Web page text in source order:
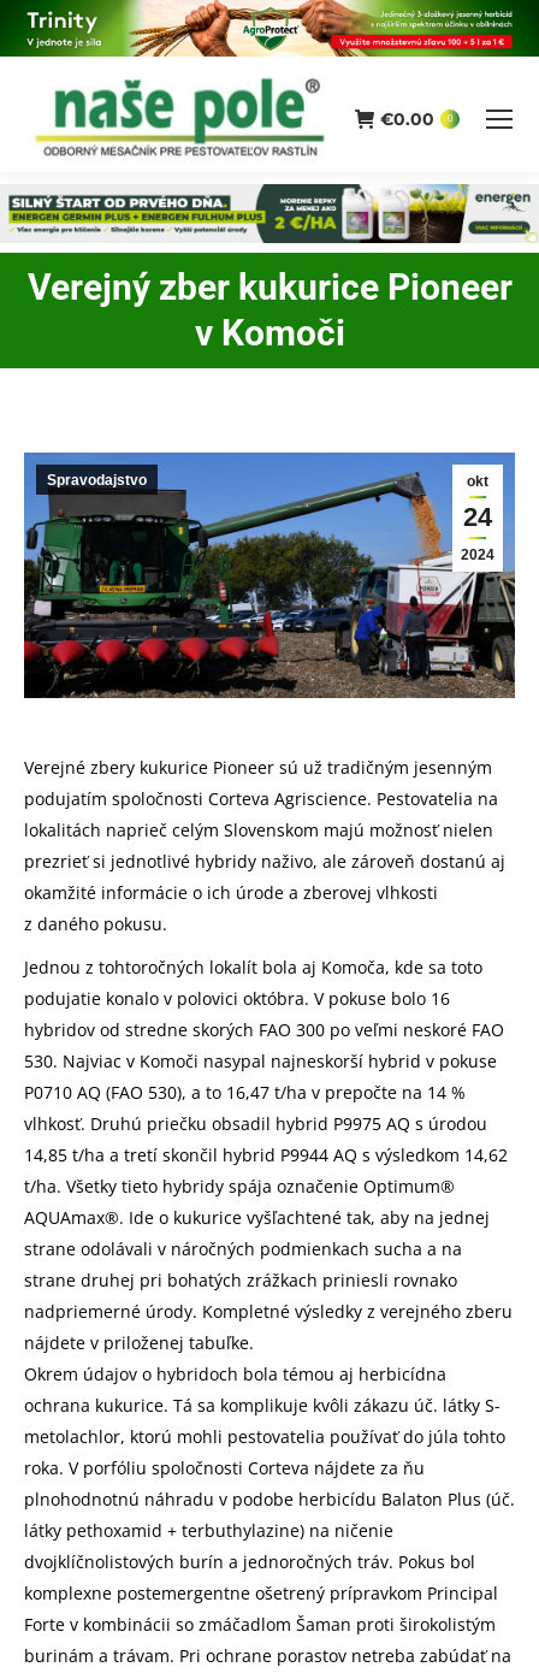
€0.00 0
Verejný zber kukurice Pioneer
v Komoči
okt
24
2024
Spravodajstvo
Verejné zbery kukurice Pioneer sú už tradičným jesenným
podujatím spoločnosti Corteva Agriscience. Pestovatelia na
lokalitách naprieč celým Slovenskom majú možnosť nielen
prezrieť si jednotlivé hybridy naživo, ale zároveň dostanú aj
okamžité informácie o ich úrode a zberovej vlhkosti
z daného pokusu.
Jednou z tohtoročných lokalít bola aj Komoča, kde sa toto
podujatie konalo v polovici októbra. V pokuse bolo 16
hybridov od stredne skorých FAO 300 po veľmi neskoré FAO
530. Najviac v Komoči nasypal najneskorší hybrid v pokuse
P0710 AQ (FAO 530), a to 16,47 t/ha v prepočte na 14 %
vlhkosť. Druhú priečku obsadil hybrid P9975 AQ s úrodou
14,85 t/ha a tretí skončil hybrid P9944 AQ s výsledkom 14,62
t/ha. Všetky tieto hybridy spája označenie Optimum®
AQUAmax®. Ide o kukurice vyšľachtené tak, aby na jednej
strane odolávali v náročných podmienkach sucha a na
strane druhej pri bohatých zrážkach priniesli rovnako
nadpriemerné úrody. Kompletné výsledky z verejného zberu
nájdete v priloženej tabuľke.
Okrem údajov o hybridoch bola témou aj herbicídna
ochrana kukurice. Tá sa komplikuje kvôli zákazu úč. látky S-
metolachlor, ktorú mohli pestovatelia používať do júla tohto
roka. V porfóliu spoločnosti Corteva nájdete za ňu
plnohodnotnú náhradu v podobe herbicídu Balaton Plus (úč.
látky pethoxamid + terbuthylazine) na ničenie
dvojklíčnolistových burín a jednoročných tráv. Pokus bol
komplexne postemergentne ošetrený prípravkom Principal
Forte v kombinácii so zmáčadlom Šaman proti širokolistým
burinám a trávam. Pri ochrane porastov netreba zabúdať na